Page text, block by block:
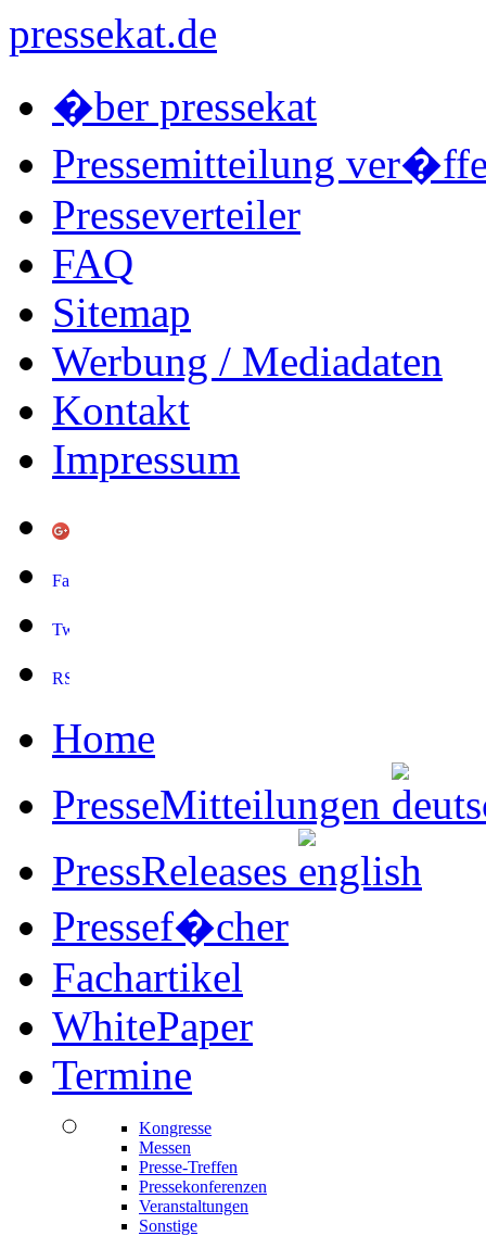
pressekat.de
�ber pressekat
Pressemitteilung
Presseverteiler
FAQ
Sitemap
Werbung / Mediadaten
Kontakt
Impressum
Home
PresseMitteilungen
PressReleases
Pressef�cher
Fachartikel
WhitePaper
Termine
Kongresse
Messen
Presse-Treffen
Pressekonferenzen
Veranstaltungen
Sonstige